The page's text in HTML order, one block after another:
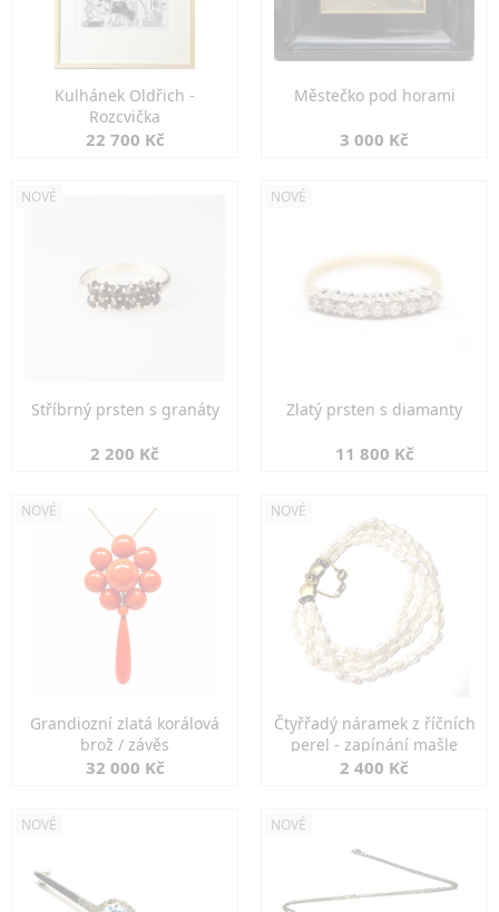
Kulhánek Oldřich -
Rozcvička
22 700 Kč
Městečko pod horami
3 000 Kč
NOVÉ
Stříbrný prsten s granáty
2 200 Kč
NOVÉ
Zlatý prsten s diamanty
11 800 Kč
NOVÉ
Grandiozní zlatá korálová
brož / závěs
32 000 Kč
NOVÉ
Čtyřřadý náramek z říčních
perel - zapínání mašle
2 400 Kč
NOVÉ NOVÉ